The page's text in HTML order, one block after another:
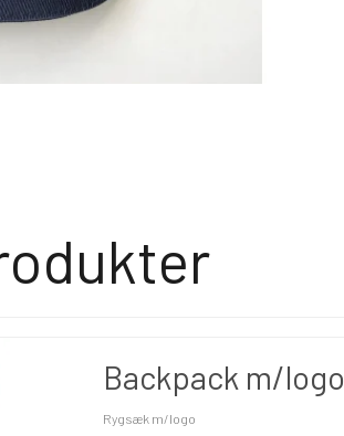
Backpack m/logo
Rygsæk m/logo